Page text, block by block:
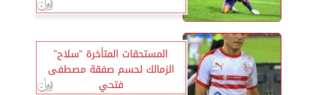
المستحقات المتأخرة ”سلاح”
الزمالك لحسم صفقة مصطفى
فتحي